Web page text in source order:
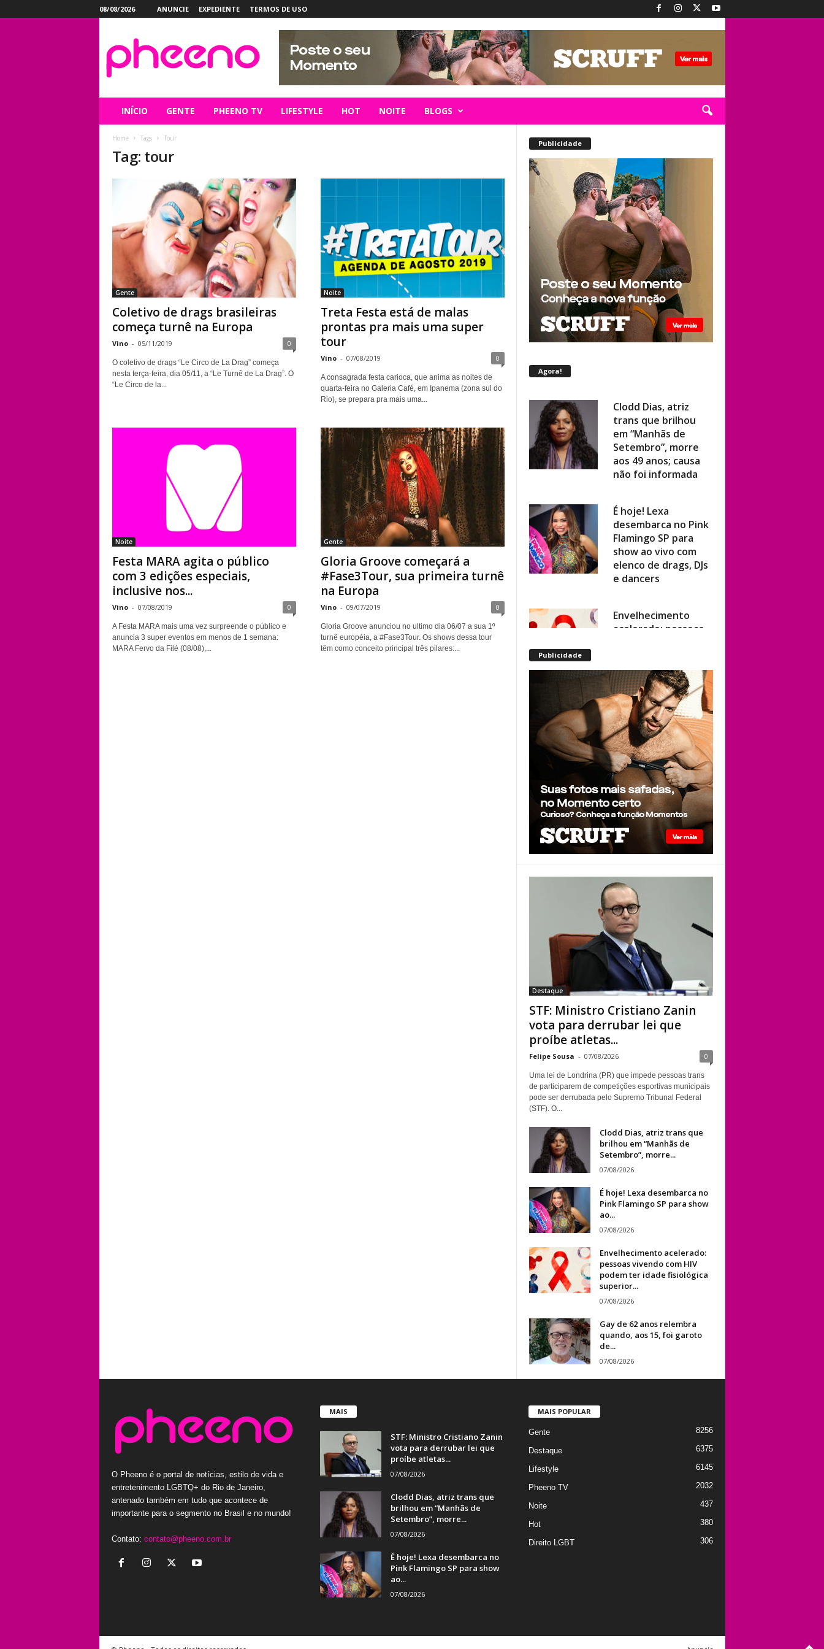
08/08/2026 ANUNCIE EXPEDIENTE TERMOS DE USO
INÍCIO GENTE PHEENO TV LIFESTYLE HOT NOITE BLOGS
Home Tags Tour
Tag: tour
Gente
Coletivo de drags brasileiras
começa turnê na Europa
Vino - 05/11/2019 0
O coletivo de drags “Le Circo de La Drag” começa
nesta terça-feira, dia 05/11, a “Le Turnê de La Drag”. O
“Le Circo de la...
Noite
Treta Festa está de malas
prontas pra mais uma super
tour
Vino - 07/08/2019 0
A consagrada festa carioca, que anima as noites de
quarta-feira no Galeria Café, em Ipanema (zona sul do
Rio), se prepara pra mais uma...
Noite
Festa MARA agita o público
com 3 edições especiais,
inclusive nos...
Vino - 07/08/2019 0
A Festa MARA mais uma vez surpreende o público e
anuncia 3 super eventos em menos de 1 semana:
MARA Fervo da Filé (08/08),...
Gente
Gloria Groove começará a
#Fase3Tour, sua primeira turnê
na Europa
Vino - 09/07/2019 0
Gloria Groove anunciou no ultimo dia 06/07 a sua 1º
turnê européia, a #Fase3Tour. Os shows dessa tour
têm como conceito principal três pilares:...
Publicidade
Agora!
trans que brilhou
em “Manhãs de
Setembro”, morre
aos 49 anos; causa
não foi informada
É hoje! Lexa
desembarca no Pink
Flamingo SP para
show ao vivo com
elenco de drags, DJs
e dancers
acelerado: pessoas
real, aponta
relatório
internacional
Gay de 62 anos
relembra quando,
aos 15, foi garoto de
programa por
quatro meses sem
saber: “Idiotice da
minha parte”
STF: Ministro
para derrubar lei
que proíbe atletas
transgênero em
competições de
Londrina
Publicidade
Destaque
STF: Ministro Cristiano Zanin
vota para derrubar lei que
proíbe atletas...
Felipe Sousa - 07/08/2026 0
Uma lei de Londrina (PR) que impede pessoas trans
de participarem de competições esportivas municipais
pode ser derrubada pelo Supremo Tribunal Federal
(STF). O...
Clodd Dias, atriz trans que
brilhou em “Manhãs de
Setembro”, morre...
07/08/2026
É hoje! Lexa desembarca no
Pink Flamingo SP para show
ao...
07/08/2026
Envelhecimento acelerado:
pessoas vivendo com HIV
podem ter idade fisiológica
superior...
07/08/2026
Gay de 62 anos relembra
quando, aos 15, foi garoto
de...
07/08/2026
O Pheeno é o portal de notícias, estilo de vida e
entretenimento LGBTQ+ do Rio de Janeiro,
antenado também em tudo que acontece de
importante para o segmento no Brasil e no mundo!
Contato: contato@pheeno.com.br
MAIS
STF: Ministro Cristiano Zanin
vota para derrubar lei que
proíbe atletas...
07/08/2026
Clodd Dias, atriz trans que
brilhou em “Manhãs de
Setembro”, morre...
07/08/2026
É hoje! Lexa desembarca no
Pink Flamingo SP para show
ao...
07/08/2026
MAIS POPULAR
Gente 8256
Destaque 6375
Lifestyle 6145
Pheeno TV 2032
Noite 437
Hot 380
Direito LGBT 306